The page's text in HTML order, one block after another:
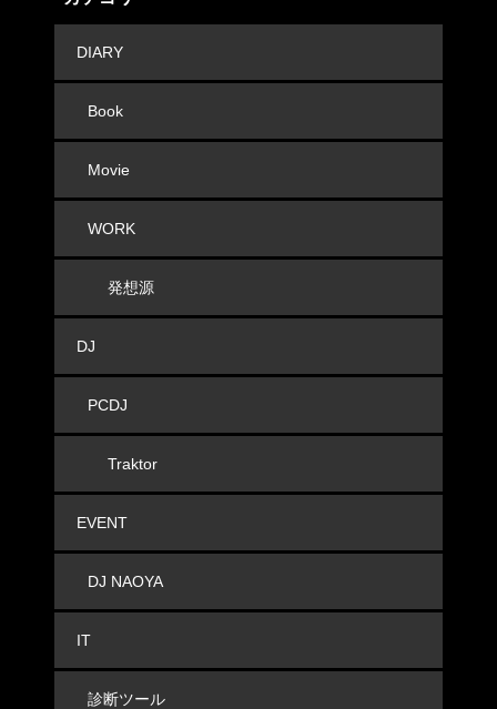
DIARY
Book
Movie
WORK
発想源
DJ
PCDJ
Traktor
EVENT
DJ NAOYA
IT
診断ツール